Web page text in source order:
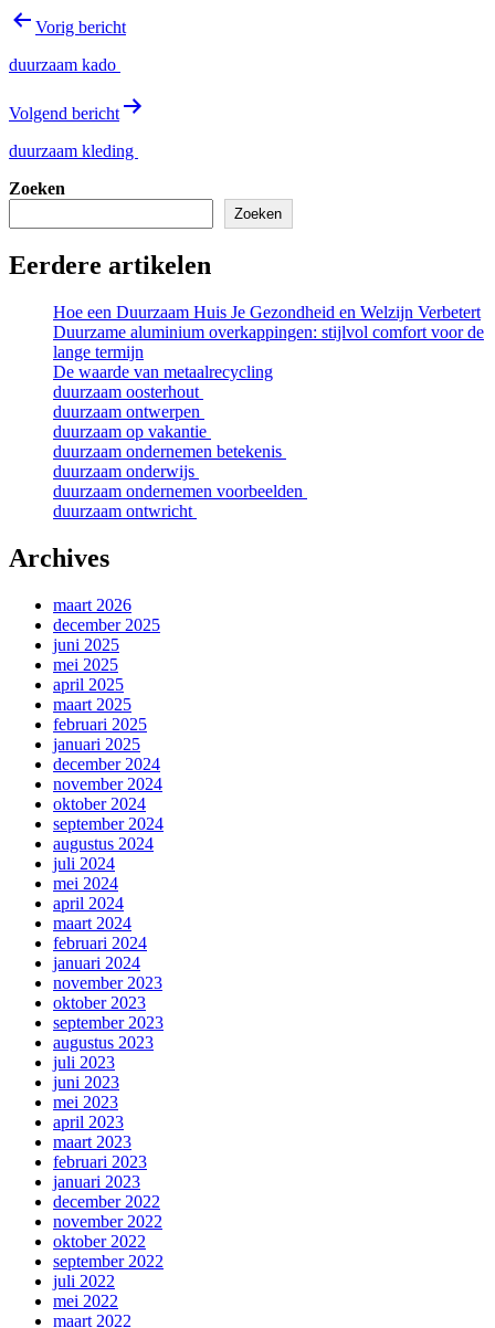
Bericht
Vorig bericht
duurzaam kado
Volgend bericht
duurzaam kleding
Zoeken
Zoeken
Eerdere artikelen
Hoe een Duurzaam Huis Je Gezondheid en Welzijn Verbetert
Duurzame aluminium overkappingen: stijlvol comfort voor de
lange termijn
De waarde van metaalrecycling
duurzaam oosterhout
duurzaam ontwerpen
duurzaam op vakantie
duurzaam ondernemen betekenis
duurzaam onderwijs
duurzaam ondernemen voorbeelden
duurzaam ontwricht
Archives
maart 2026
december 2025
juni 2025
mei 2025
april 2025
maart 2025
februari 2025
januari 2025
december 2024
november 2024
oktober 2024
september 2024
augustus 2024
juli 2024
mei 2024
april 2024
maart 2024
februari 2024
januari 2024
november 2023
oktober 2023
september 2023
augustus 2023
juli 2023
juni 2023
mei 2023
april 2023
maart 2023
februari 2023
januari 2023
december 2022
november 2022
oktober 2022
september 2022
juli 2022
mei 2022
maart 2022